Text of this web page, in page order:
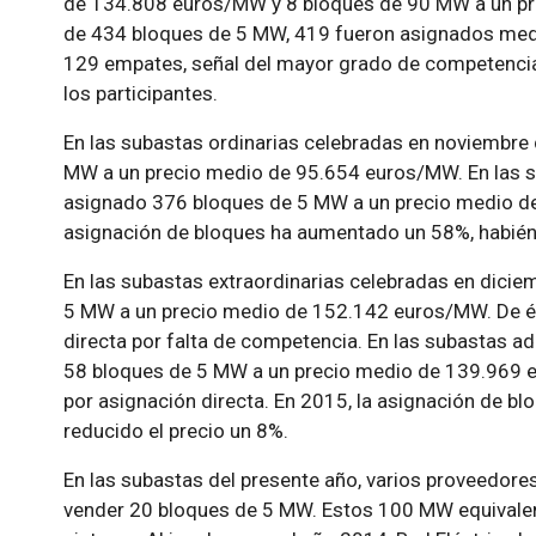
de 434 bloques de 5 MW, 419 fueron asignados
129 empates, señal del mayor grado de
los participantes.
En las subastas ordinarias celebradas en
MW a un precio medio de 95.654 euros/MW. En las
asignado 376 bloques de 5 MW a un precio medio
asignación de bloques ha aumentado un 58%,
En las subastas extraordinarias celebradas en
5 MW a un precio medio de 152.142 euros/MW.
directa por falta de competencia. En las subastas
58 bloques de 5 MW a un precio medio de
por asignación directa. En 2015, la asignación de
reducido el precio un 8%.
En las subastas del presente año, varios
vender 20 bloques de 5 MW. Estos 100 MW